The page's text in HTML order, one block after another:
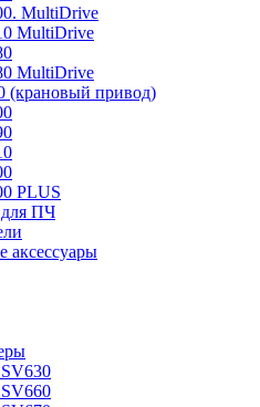
MultiDrive
MultiDrive
MultiDrive
(крановый привод)
PLUS
для ПЧ
аксессуары